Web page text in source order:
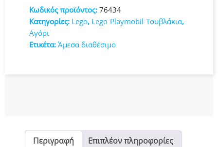
Κωδικός προϊόντος: 76434
Κατηγορίες: Lego, Lego-Playmobil-Τουβλάκια,
Αγόρι
Ετικέτα: Άμεσα διαθέσιμο
Περιγραφή
Επιπλέον πληροφορίες